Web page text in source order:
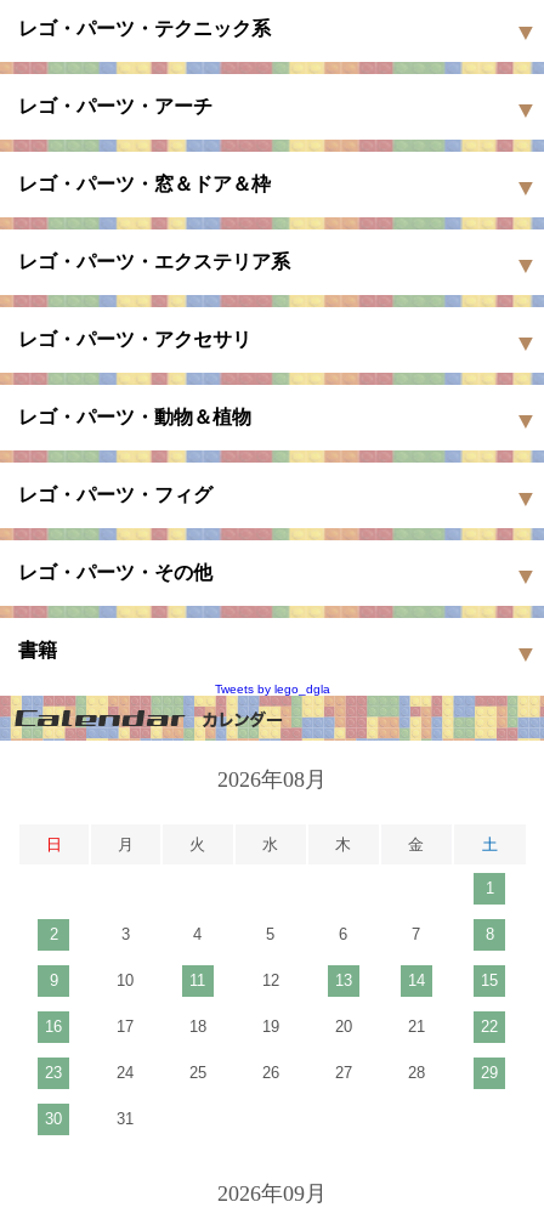
レゴ・パーツ・テクニック系
レゴ・パーツ・アーチ
レゴ・パーツ・窓＆ドア＆枠
レゴ・パーツ・エクステリア系
レゴ・パーツ・アクセサリ
レゴ・パーツ・動物＆植物
レゴ・パーツ・フィグ
レゴ・パーツ・その他
書籍
Tweets by lego_dgla
2026年08月
日 月 火 水 木 金 土
1
2 3 4 5 6 7 8
9 10 11 12 13 14 15
16 17 18 19 20 21 22
23 24 25 26 27 28 29
30 31
2026年09月